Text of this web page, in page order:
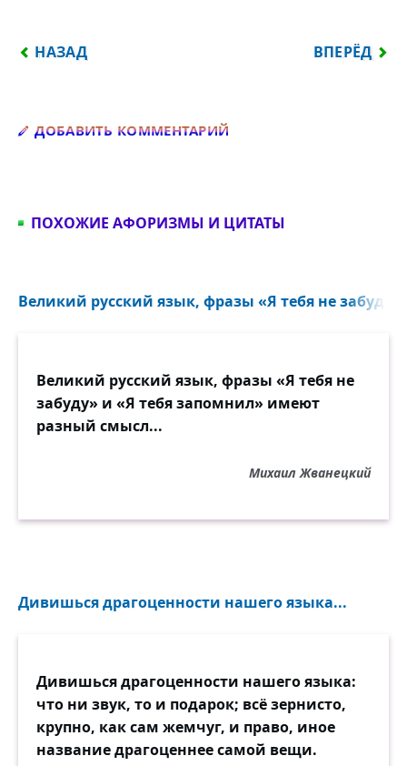
ПРЕДЫДУЩИЙ: НАУКИ ЮНОШЕЙ ПИТАЮТ,
НАЗАД ВПЕРЁД
ДОБАВИТЬ КОММЕНТАРИЙ
ПОХОЖИЕ АФОРИЗМЫ И ЦИТАТЫ
Великий русский язык, фразы «Я тебя не
Великий русский язык, фразы «Я тебя не
забуду» и «Я тебя запомнил» имеют
разный смысл...
Михаил Жванецкий
Дивишься драгоценности нашего языка...
Дивишься драгоценности нашего языка:
что ни звук, то и подарок; всё зернисто,
крупно, как сам жемчуг, и право, иное
название драгоценнее самой вещи.